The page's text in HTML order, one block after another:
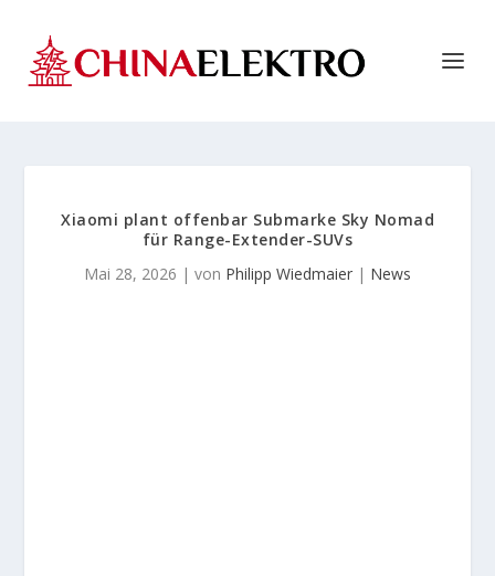
Xiaomi plant offenbar Submarke Sky Nomad
für Range-Extender-SUVs
Mai 28, 2026 | von Philipp Wiedmaier | News